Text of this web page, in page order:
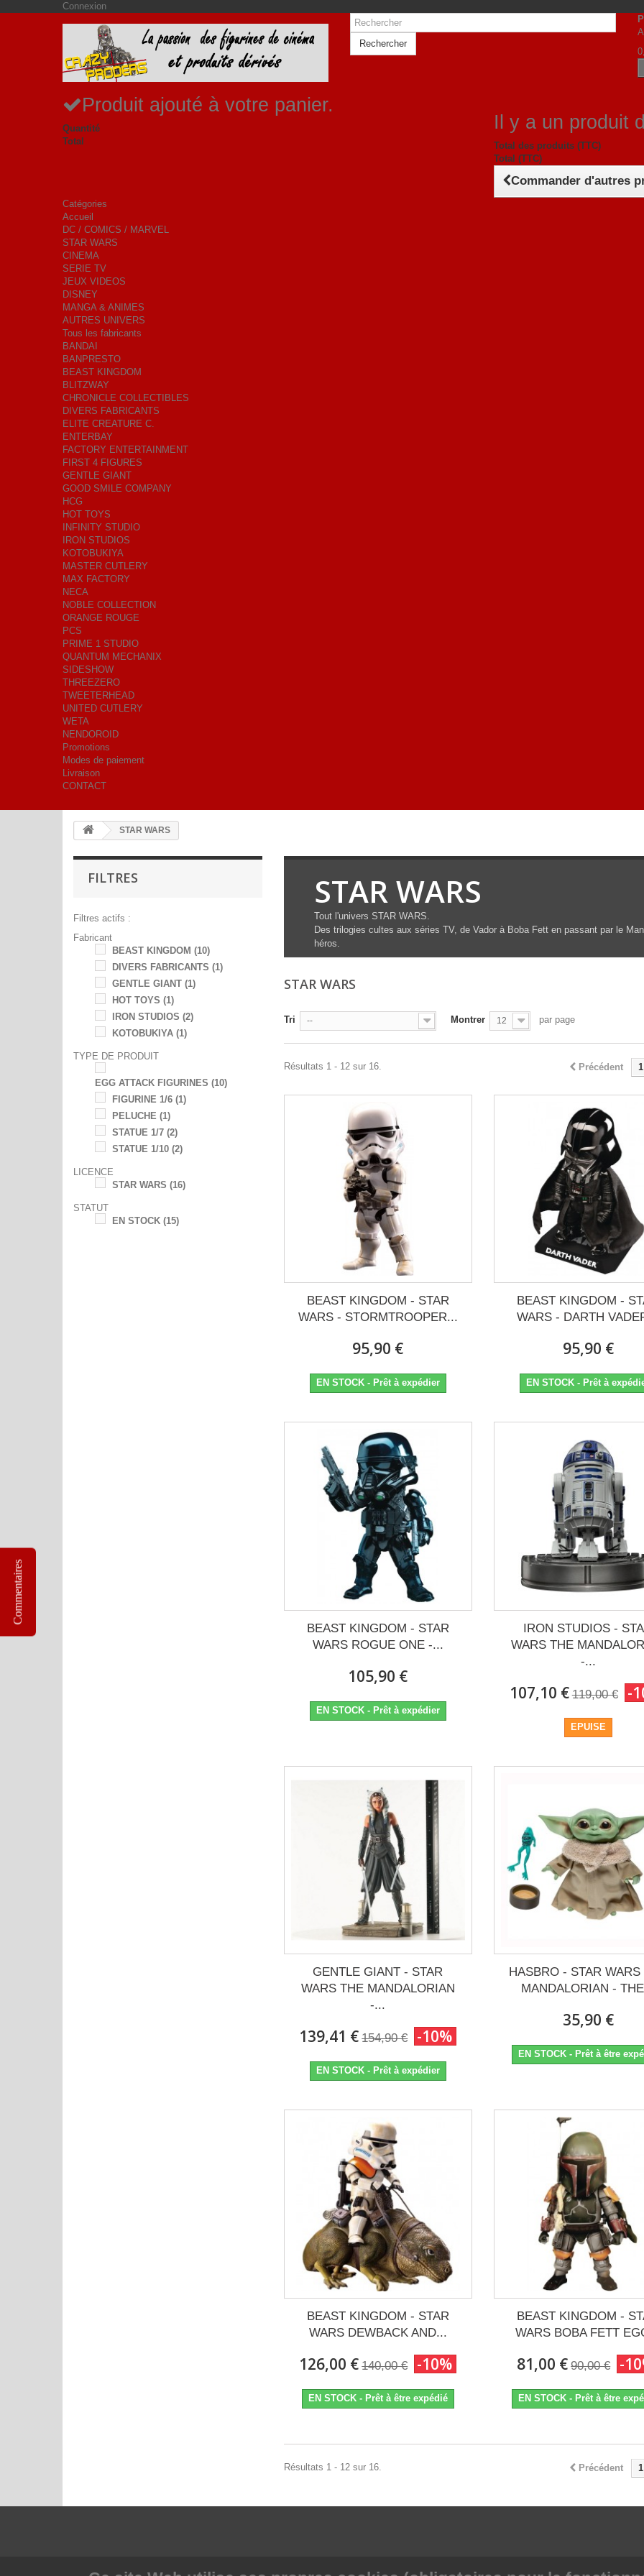
Connexion
Rechercher
Produit ajouté à votre panier.
Quantité
Total
Il y a un produit
Total des produits (TTC)
Total (TTC)
Commander d'autres
Catégories
Accueil
DC / COMICS / MARVEL
STAR WARS
CINEMA
SERIE TV
JEUX VIDEOS
DISNEY
MANGA & ANIMES
AUTRES UNIVERS
Tous les fabricants
BANDAI
BANPRESTO
BEAST KINGDOM
BLITZWAY
CHRONICLE COLLECTIBLES
DIVERS FABRICANTS
ELITE CREATURE C.
ENTERBAY
FACTORY ENTERTAINMENT
FIRST 4 FIGURES
GENTLE GIANT
GOOD SMILE COMPANY
HCG
HOT TOYS
INFINITY STUDIO
IRON STUDIOS
KOTOBUKIYA
MASTER CUTLERY
MAX FACTORY
NECA
NOBLE COLLECTION
ORANGE ROUGE
PCS
PRIME 1 STUDIO
QUANTUM MECHANIX
SIDESHOW
THREEZERO
TWEETERHEAD
UNITED CUTLERY
WETA
NENDOROID
Promotions
Modes de paiement
Livraison
CONTACT
STAR WARS
FILTRES
Filtres actifs :
Fabricant
BEAST KINGDOM (10)
DIVERS FABRICANTS (1)
GENTLE GIANT (1)
HOT TOYS (1)
IRON STUDIOS (2)
KOTOBUKIYA (1)
TYPE DE PRODUIT
EGG ATTACK FIGURINES (10)
FIGURINE 1/6 (1)
PELUCHE (1)
STATUE 1/7 (2)
STATUE 1/10 (2)
LICENCE
STAR WARS (16)
STATUT
EN STOCK (15)
STAR WARS
Tout l'univers STAR WARS.
Des trilogies cultes aux séries TV, de Vador à Boba Fett en passant par le
héros.
STAR WARS
Tri -- Montrer 12 par page
Précédent 1
Résultats 1 - 12 sur 16.
BEAST KINGDOM - STAR
WARS - STORMTROOPER...
95,90 €
EN STOCK - Prêt à expédier
BEAST KINGDOM -
WARS - DARTH
95,90 €
EN STOCK - Prêt à
BEAST KINGDOM - STAR
WARS ROGUE ONE -...
105,90 €
EN STOCK - Prêt à expédier
IRON STUDIOS -
WARS THE
-...
107,10 € 119,00 € -
EPUISE
GENTLE GIANT - STAR
WARS THE MANDALORIAN
-...
139,41 € 154,90 € -10%
EN STOCK - Prêt à expédier
HASBRO - STAR WARS
MANDALORIAN -
35,90 €
EN STOCK - Prêt à être
BEAST KINGDOM - STAR
WARS DEWBACK AND...
126,00 € 140,00 € -10%
EN STOCK - Prêt à être expédié
BEAST KINGDOM -
WARS BOBA FETT
81,00 € 90,00 € -
EN STOCK - Prêt à être
Précédent 1
Résultats 1 - 12 sur 16.
Commentaires